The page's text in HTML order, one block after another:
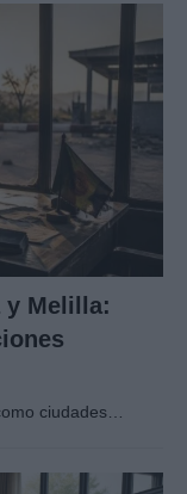
y Melilla:
ciudades…